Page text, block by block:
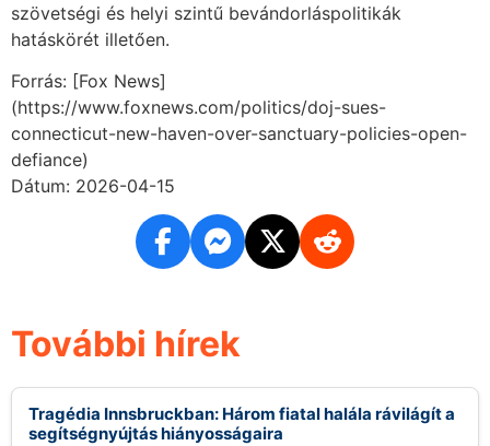
szövetségi és helyi szintű bevándorláspolitikák
hatáskörét illetően.
Forrás: [Fox News]
(https://www.foxnews.com/politics/doj-sues-
connecticut-new-haven-over-sanctuary-policies-open-
defiance)
Dátum: 2026-04-15
További hírek
Tragédia Innsbruckban: Három fiatal halála rávilágít a
segítségnyújtás hiányosságaira